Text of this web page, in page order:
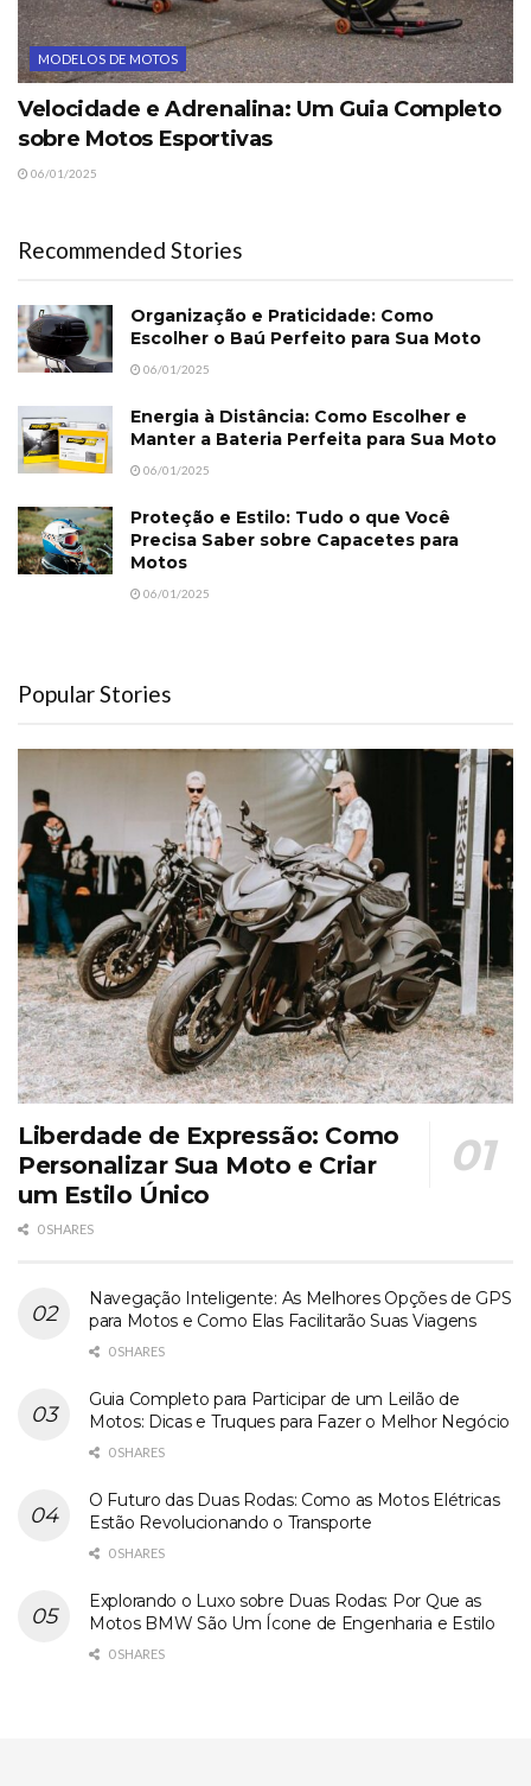
MODELOS DE MOTOS
Velocidade e Adrenalina: Um Guia Completo
sobre Motos Esportivas
06/01/2025
Recommended Stories
Organização e Praticidade: Como
Escolher o Baú Perfeito para Sua Moto
06/01/2025
Energia à Distância: Como Escolher e
Manter a Bateria Perfeita para Sua Moto
06/01/2025
Proteção e Estilo: Tudo o que Você
Precisa Saber sobre Capacetes para
Motos
06/01/2025
Popular Stories
Liberdade de Expressão: Como
Personalizar Sua Moto e Criar
um Estilo Único
0 SHARES
Navegação Inteligente: As Melhores Opções de GPS
para Motos e Como Elas Facilitarão Suas Viagens
0 SHARES
Guia Completo para Participar de um Leilão de
Motos: Dicas e Truques para Fazer o Melhor Negócio
0 SHARES
O Futuro das Duas Rodas: Como as Motos Elétricas
Estão Revolucionando o Transporte
0 SHARES
Explorando o Luxo sobre Duas Rodas: Por Que as
Motos BMW São Um Ícone de Engenharia e Estilo
0 SHARES